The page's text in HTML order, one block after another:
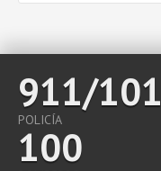
911/101
POLICÍA
100